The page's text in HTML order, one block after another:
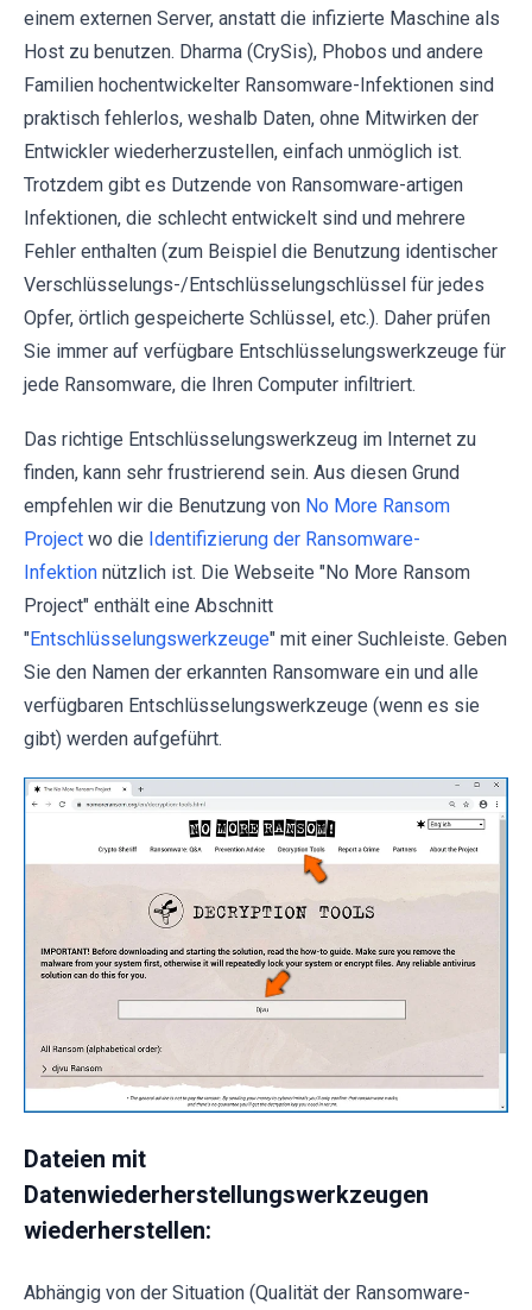
einem externen Server, anstatt die infizierte Maschine als
Host zu benutzen. Dharma (CrySis), Phobos und andere
Familien hochentwickelter Ransomware-Infektionen sind
praktisch fehlerlos, weshalb Daten, ohne Mitwirken der
Entwickler wiederherzustellen, einfach unmöglich ist.
Trotzdem gibt es Dutzende von Ransomware-artigen
Infektionen, die schlecht entwickelt sind und mehrere
Fehler enthalten (zum Beispiel die Benutzung identischer
Verschlüsselungs-/Entschlüsselungschlüssel für jedes
Opfer, örtlich gespeicherte Schlüssel, etc.). Daher prüfen
Sie immer auf verfügbare Entschlüsselungswerkzeuge für
jede Ransomware, die Ihren Computer infiltriert.
Das richtige Entschlüsselungswerkzeug im Internet zu
finden, kann sehr frustrierend sein. Aus diesen Grund
empfehlen wir die Benutzung von No More Ransom
Project wo die Identifizierung der Ransomware-
Infektion nützlich ist. Die Webseite "No More Ransom
Project" enthält eine Abschnitt
"Entschlüsselungswerkzeuge" mit einer Suchleiste. Geben
Sie den Namen der erkannten Ransomware ein und alle
verfügbaren Entschlüsselungswerkzeuge (wenn es sie
gibt) werden aufgeführt.
Dateien mit
Datenwiederherstellungswerkzeugen
wiederherstellen:
Abhängig von der Situation (Qualität der Ransomware-